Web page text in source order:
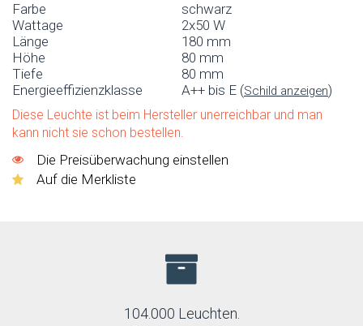
Farbe
schwarz
Wattage
2x50 W
Länge
180 mm
Höhe
80 mm
Tiefe
80 mm
Energieeffizienzklasse
A++ bis E (Schild anzeigen)
Diese Leuchte ist beim Hersteller unerreichbar und man
kann nicht sie schon bestellen.
Die Preisüberwachung einstellen
Auf die Merkliste
104.000 Leuchten.